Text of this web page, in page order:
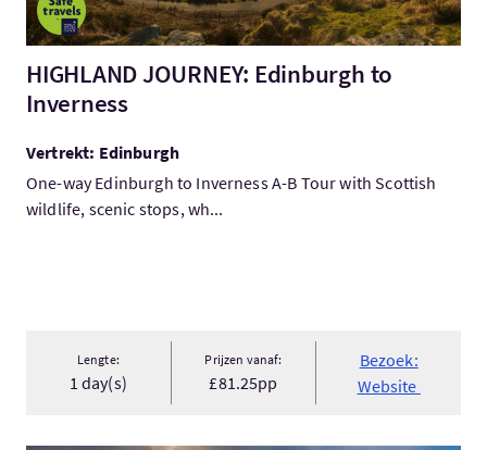
HIGHLAND JOURNEY: Edinburgh to
Inverness
Vertrekt: Edinburgh
One-way Edinburgh to Inverness A-B Tour with Scottish
wildlife, scenic stops, wh...
Lengte:
1 day(s)
Prijzen vanaf:
£81.25pp
Bezoek:
Website